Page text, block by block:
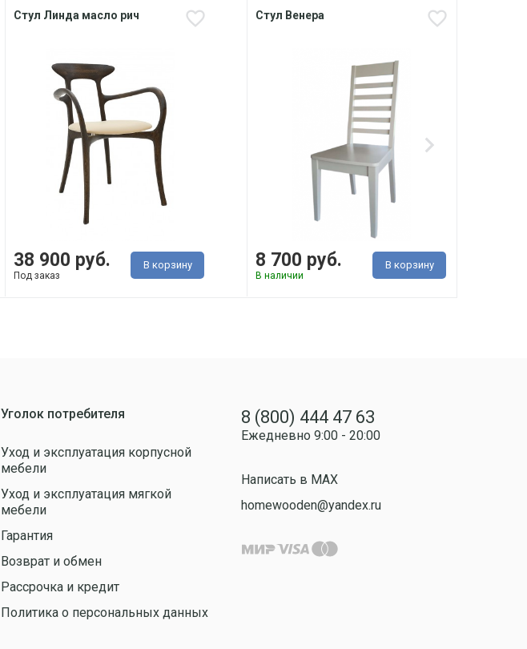
Стул Линда масло рич
38 900 руб.
Под заказ
В корзину
Стул Венера
8 700 руб.
В наличии
В корзину
Уголок потребителя
Уход и эксплуатация корпусной
мебели
Уход и эксплуатация мягкой
мебели
Гарантия
Возврат и обмен
Рассрочка и кредит
Политика о персональных данных
8 (800) 444 47 63
Ежедневно 9:00 - 20:00
Написать в MAX
homewooden@yandex.ru